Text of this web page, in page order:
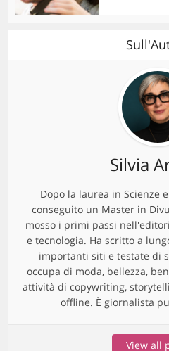
Silvia
Dopo la laurea in Scienze
conseguito un Master in
mosso i primi passi
e tecnologia. Ha scritto a
importanti siti e testate di
occupa di moda, bellezza,
attività di copywriting,
offline. È giornalista
View all